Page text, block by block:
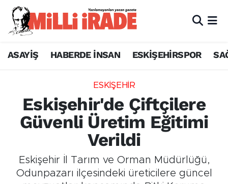
ASAYİŞ HABERDE İNSAN ESKİŞEHİRSPOR
ESKİŞEHİR
Eskişehir'de Çiftçilere
Güvenli Üretim Eğitimi
Verildi
Eskişehir İl Tarım ve Orman Müdürlüğü,
Odunpazarı ilçesindeki üreticilere güncel